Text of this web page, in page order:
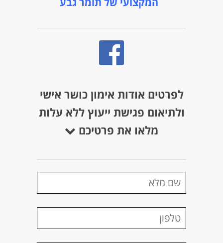
לפרטים אודות אימון כושר אישי
ולתיאום פגישת ייעוץ ללא עלות
מלאו את פרטיכם